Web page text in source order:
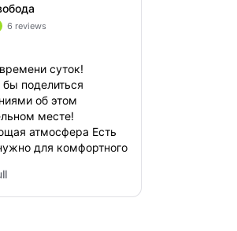
6 reviews
суток!
бы поделиться
об этом
месте!
атмосфера Есть
для комфортного
,ещё и подарок